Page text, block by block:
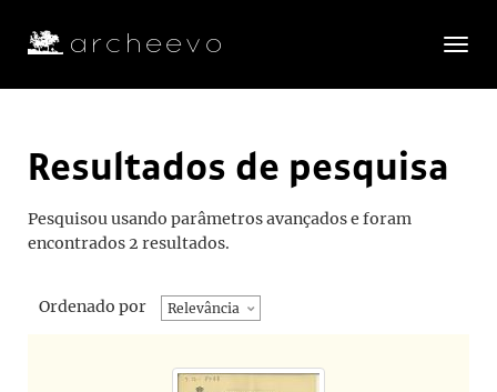
Toggle
Resultados de pesquisa
Pesquisou usando parâmetros avançados e foram
encontrados 2 resultados.
Ordenado por Relevância